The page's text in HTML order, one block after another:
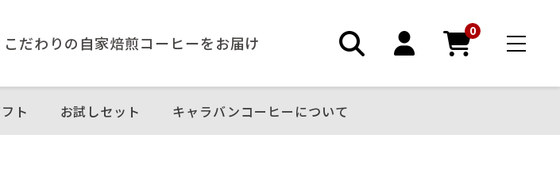
だわりの⾃家焙煎コーヒーをお届け
0
ト お試しセット キャラバンコーヒーについて